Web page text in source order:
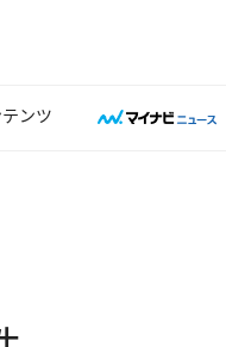
ンツ